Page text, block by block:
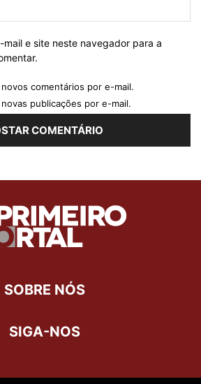
mail e site neste navegador para a
comentários por e-mail.
publicações por e-mail.
SOBRE NÓS
SIGA-NOS